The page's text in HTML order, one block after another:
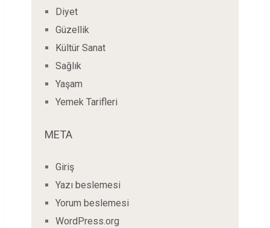
Diyet
Güzellik
Kültür Sanat
Sağlık
Yaşam
Yemek Tarifleri
META
Giriş
Yazı beslemesi
Yorum beslemesi
WordPress.org